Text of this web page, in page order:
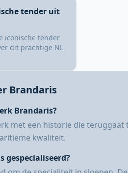
tender uit
iconische tender
dit prachtige NL
Brandaris
Brandaris?
met een historie die
kwaliteit.
gespecialiseerd?